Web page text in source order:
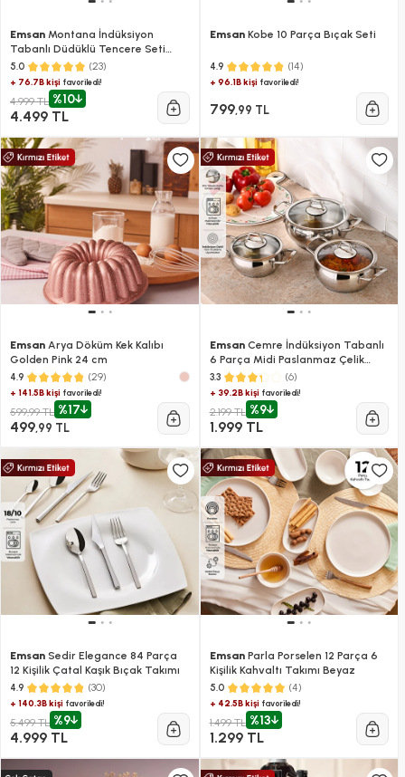
Emsan Montana İndüksiyon
Tabanlı Düdüklü Tencere Seti
Siyah Gri 4+6 Litre
5.0 (23)
+ 76.7B kişi favoriledi!
4.999 TL %10
4.499 TL
EmsanKobe 10 Parça Bıçak Seti
4.9 (14)
+ 96.1B kişifavoriledi!
799,99 TL
Emsan Arya Döküm Kek Kalıbı
Golden Pink 24 cm
4.9 (29)
+ 141.5B kişi favoriledi!
599,99 TL %17
499,99 TL
EmsanCemre İndüksiyon Tabanlı
6 Parça Midi Paslanmaz Çelik
Tencere Seti
3.3 (6)
+ 39.2B kişifavoriledi!
2.199 TL %9
1.999 TL
Emsan Sedir Elegance 84 Parça
12 Kişilik Çatal Kaşık Bıçak Takımı
4.9 (30)
+ 140.3B kişi favoriledi!
5.499 TL %9
4.999 TL
EmsanParla Porselen 12 Parça 6
Kişilik Kahvaltı Takımı Beyaz
5.0 (4)
+ 42.5B kişifavoriledi!
1.499 TL %13
1.299 TL